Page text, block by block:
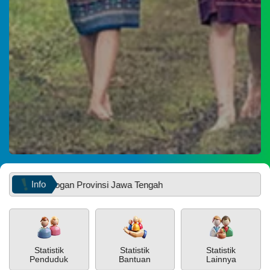
PEMERINTAH LAYANAN MANDIRI PENGADUAN
InfoProvinsi Jawa Tengah
Statistik
Penduduk
Statistik
Bantuan
Statistik
Lainnya
28
Juli
2026
139
Kali
Dukung
SDGs
Ke-
3,
Mahasiswa
KKN
Unnes
Program
Edukasi
dan
Budidaya
jahe